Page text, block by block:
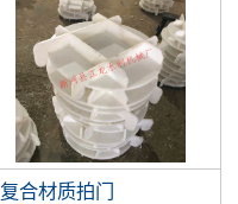
复合材质拍门